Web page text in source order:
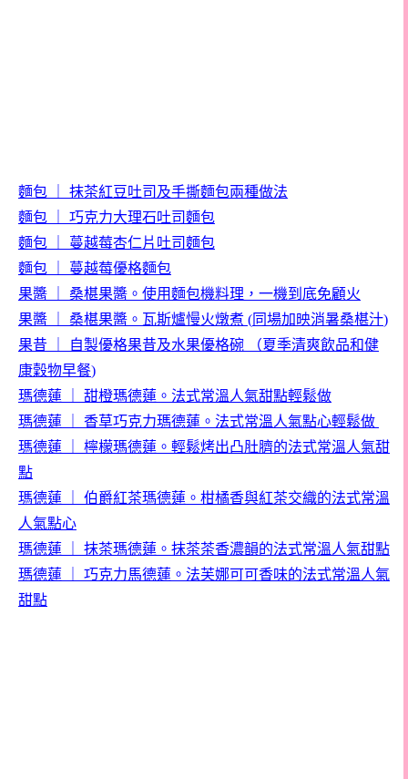
麵包
抹茶紅豆吐司及手撕麵包兩種做法
麵包
巧克力大理石吐司麵包
麵包
蔓越莓杏仁片吐司麵包
麵包
蔓越莓優格麵包
果醬
桑椹果醬。使用麵包機料理，一機到底免顧火
果醬
桑椹果醬。瓦斯爐慢火燉煮 (同場加映消暑桑椹汁)
果昔
自製優格果昔及水果優格碗
（夏季清爽飲品和健
康穀物早餐)
瑪德蓮
甜橙瑪德蓮。法式常溫人氣甜點輕鬆做
瑪德蓮
香草巧克力瑪德蓮。法式常溫人氣點心輕鬆做
瑪德蓮
檸檬瑪德蓮。輕鬆烤出凸肚臍的法式常溫人氣甜
點
瑪德蓮
伯爵紅茶瑪德蓮。柑橘香與紅茶交織的法式常溫
人氣點心
瑪德蓮
抹茶瑪德蓮。抹茶茶香濃韻的法式常溫人氣甜點
瑪德蓮
巧克力馬德蓮。法芙娜可可香味的法式常溫人氣
甜點